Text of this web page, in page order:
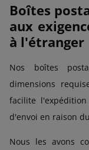
Boîtes
aux
à l'étranger
Nos boîtes
dimensions
facilite
d'envoi en raison
Nous les avons